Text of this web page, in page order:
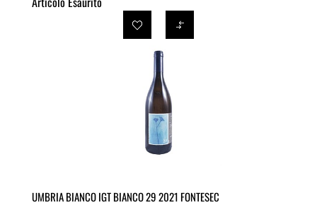
UMBRIA BIANCO IGT BIANCO 29 2021 FONTESEC